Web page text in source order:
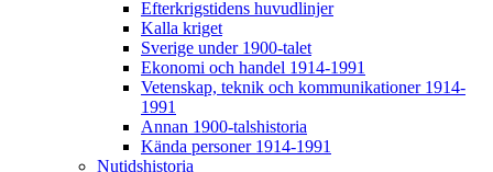
Efterkrigstidens huvudlinjer
Kalla kriget
Sverige under 1900-talet
Ekonomi och handel 1914-1991
Vetenskap, teknik och kommunikationer 1914-
1991
Annan 1900-talshistoria
Kända personer 1914-1991
Nutidshistoria